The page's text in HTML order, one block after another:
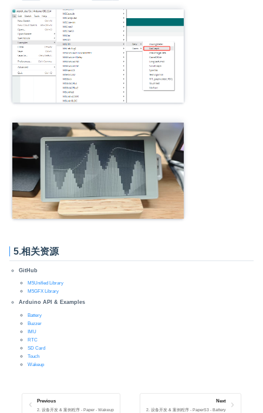
5.相关资源
GitHub
M5Unified Library
M5GFX Library
Arduino API & Examples
Battery
Buzzer
IMU
RTC
SD Card
Touch
Wakeup
Previous
2. 设备开发 & 案例程序 - Paper - Wakeup
Next
2. 设备开发 & 案例程序 - PaperS3 - Battery